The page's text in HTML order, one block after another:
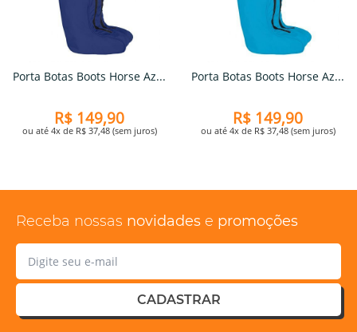
Porta Botas Boots Horse Az...
R$ 149,90
ou até 4x de R$ 37,48 (sem juros)
Porta Botas Boots Horse Az...
R$ 149,90
ou até 4x de R$ 37,48 (sem juros)
Receba nossas novidades e promoções
CADASTRAR